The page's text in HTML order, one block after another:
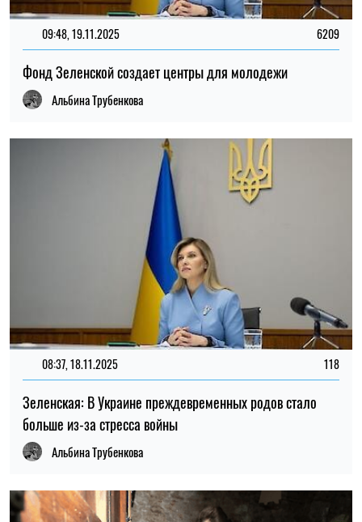
09:48, 19.11.2025 6209
Фонд Зеленской создает центры для молодежи
Альбина Трубенкова
08:37, 18.11.2025 118
Зеленская: В Украине преждевременных родов стало
больше из-за стресса войны
Альбина Трубенкова